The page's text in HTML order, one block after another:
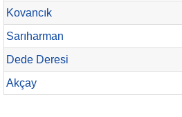
Kovancık
Sarıharman
Dede Deresi
Akçay